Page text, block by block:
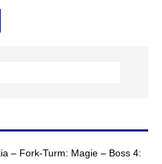
– Fork-Turm: Magie – Boss 4: